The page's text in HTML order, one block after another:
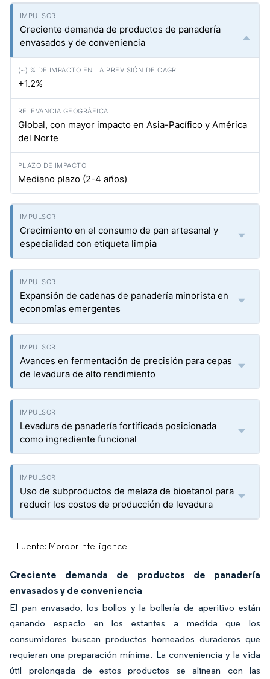
Creciente demanda de productos de panadería
envasados y de conveniencia
+1.2%
Global, con mayor impacto en Asia-Pacífico y América
del Norte
Mediano plazo (2-4 años)
Crecimiento en el consumo de pan artesanal y
especialidad con etiqueta limpia
Expansión de cadenas de panadería minorista en
economías emergentes
Avances en fermentación de precisión para cepas
de levadura de alto rendimiento
Levadura de panadería fortificada posicionada
como ingrediente funcional
Uso de subproductos de melaza de bioetanol para
reducir los costos de producción de levadura
Fuente: Mordor Intelligence
Creciente demanda de productos de panadería
envasados y de conveniencia
El pan envasado, los bollos y la bollería de aperitivo están
ganando espacio en los estantes a medida que los
consumidores buscan productos horneados duraderos que
requieran una preparación mínima. La conveniencia y la vida
útil prolongada de estos productos se alinean con las